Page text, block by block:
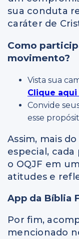
sua conduta
caráter de
Como
movimento?
Vista sua
Clique
Convide
esse
Assim, mais
especial, cada
o OQJF em
atitudes e
App da Bíblia
Por fim,
mencionado